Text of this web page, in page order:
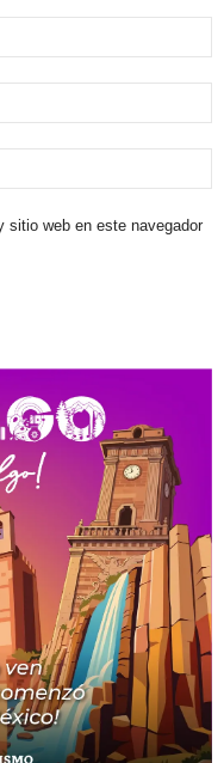
sitio web en este navegador